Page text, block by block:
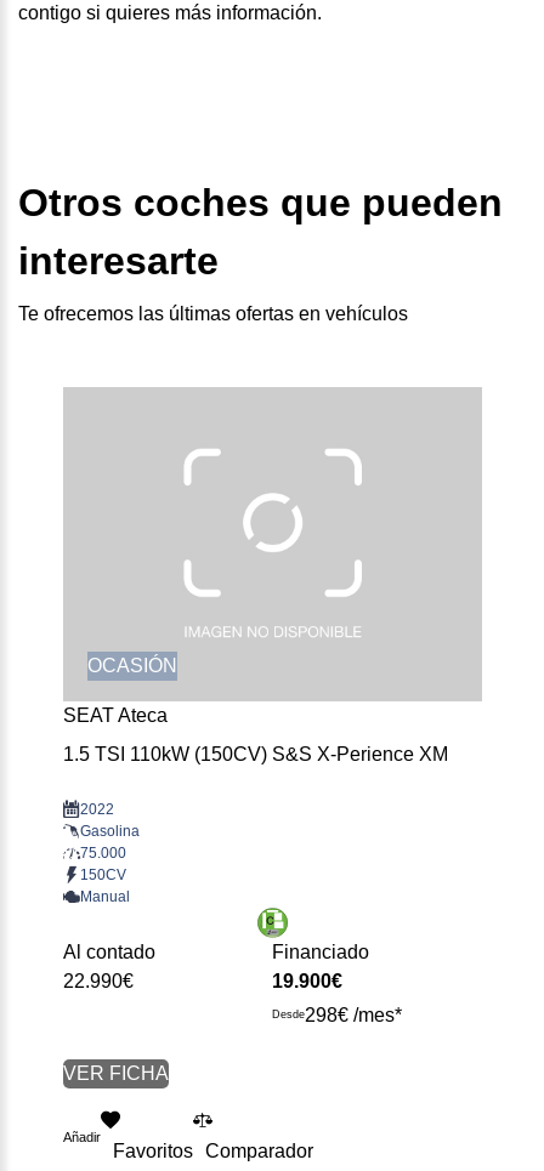
contigo si quieres más información.
Otros coches que pueden
interesarte
Te ofrecemos las últimas ofertas en vehículos
OCASIÓN
SEAT Ateca
1.5 TSI 110kW (150CV) S&S X-Perience XM
2022
Gasolina
75.000
150CV
Manual
Al contado
22.990€
Financiado
19.900€
Desde298€ /mes*
VER FICHA
Añadir
Favoritos Comparador